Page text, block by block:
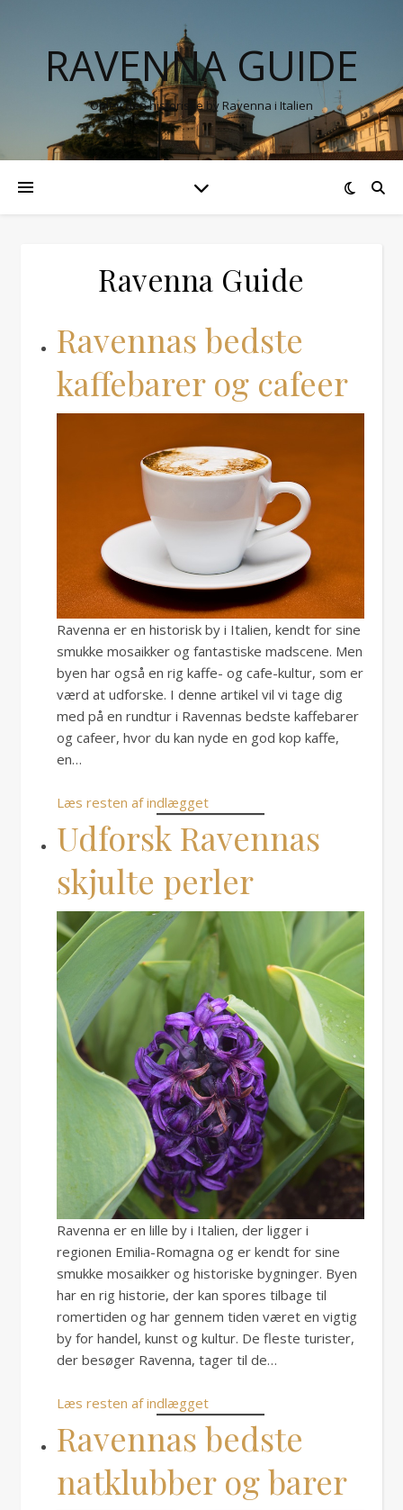
RAVENNA GUIDE
Oplev den historiske by Ravenna i Italien
Ravenna Guide
Ravennas bedste
kaffebarer og cafeer
Ravenna er en historisk by i Italien, kendt for sine
smukke mosaikker og fantastiske madscene. Men
byen har også en rig kaffe- og cafe-kultur, som er
værd at udforske. I denne artikel vil vi tage dig
med på en rundtur i Ravennas bedste kaffebarer
og cafeer, hvor du kan nyde en god kop kaffe,
en…
Læs resten af indlægget
Udforsk Ravennas
skjulte perler
Ravenna er en lille by i Italien, der ligger i
regionen Emilia-Romagna og er kendt for sine
smukke mosaikker og historiske bygninger. Byen
har en rig historie, der kan spores tilbage til
romertiden og har gennem tiden været en vigtig
by for handel, kunst og kultur. De fleste turister,
der besøger Ravenna, tager til de…
Læs resten af indlægget
Ravennas bedste
natklubber og barer